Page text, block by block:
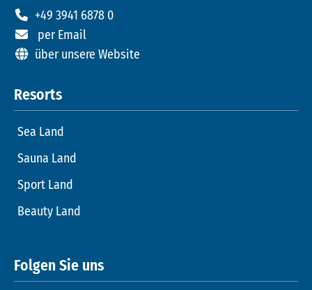
+49 3941 6878 0
per Email
über unsere Website
Resorts
Sea Land
Sauna Land
Sport Land
Beauty Land
Folgen Sie uns